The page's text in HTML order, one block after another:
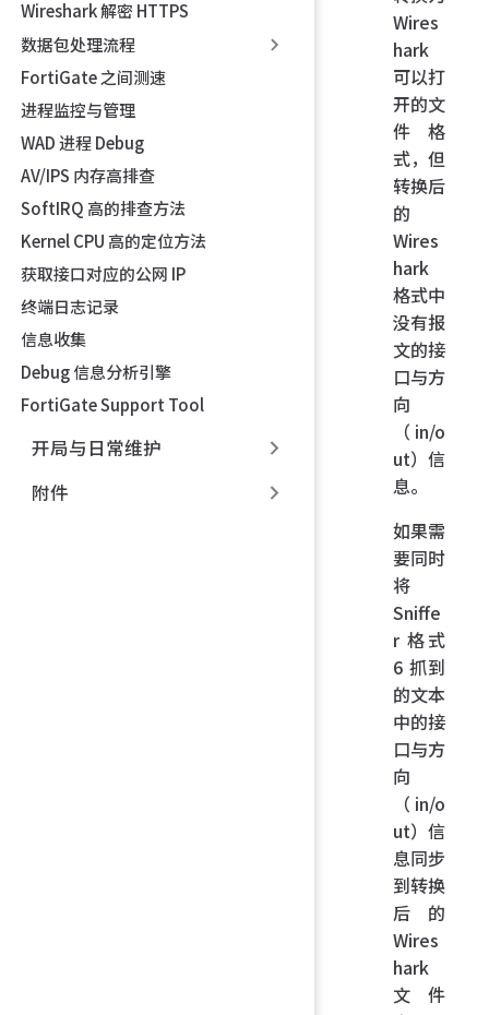
Wireshark 解密 HTTPS
数据包处理流程
FortiGate 之间测速
进程监控与管理
WAD 进程 Debug
AV/IPS 内存高排查
SoftIRQ 高的排查方法
Kernel CPU 高的定位方法
获取接口对应的公网 IP
终端日志记录
信息收集
Debug 信息分析引擎
FortiGate Support Tool
开局与日常维护
附件
Wires
hark
可以打
开的文
件格
式，但
转换后
的
Wires
hark
格式中
没有报
文的接
口与方
向
（in/o
ut）信
息。
如果需
要同时
将
Sniffe
r 格式
6 抓到
的文本
中的接
口与方
向
（in/o
ut）信
息同步
到转换
后的
Wires
hark
文件